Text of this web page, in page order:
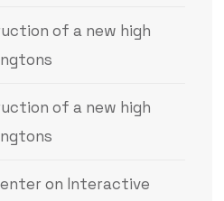
of a new high
of a new high
on Interactive